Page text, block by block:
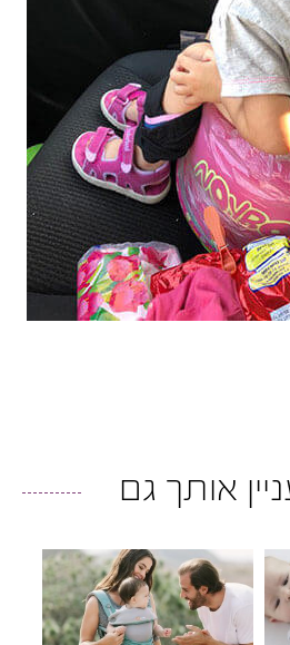
אותך גם